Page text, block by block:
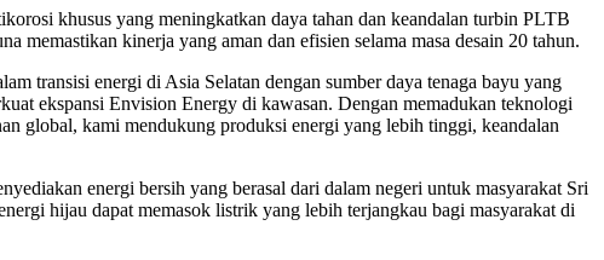
khusus yang meningkatkan daya tahan dan keandalan turbin PLTB
memastikan kinerja yang aman dan efisien selama masa desain 20 tahun.
transisi energi di Asia Selatan dengan sumber daya tenaga bayu yang
ekspansi Envision Energy di kawasan. Dengan memadukan teknologi
global, kami mendukung produksi energi yang lebih tinggi, keandalan
energi bersih yang berasal dari dalam negeri untuk masyarakat Sri
hijau dapat memasok listrik yang lebih terjangkau bagi masyarakat di